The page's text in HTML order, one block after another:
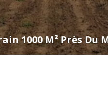
1000 M² Près Du